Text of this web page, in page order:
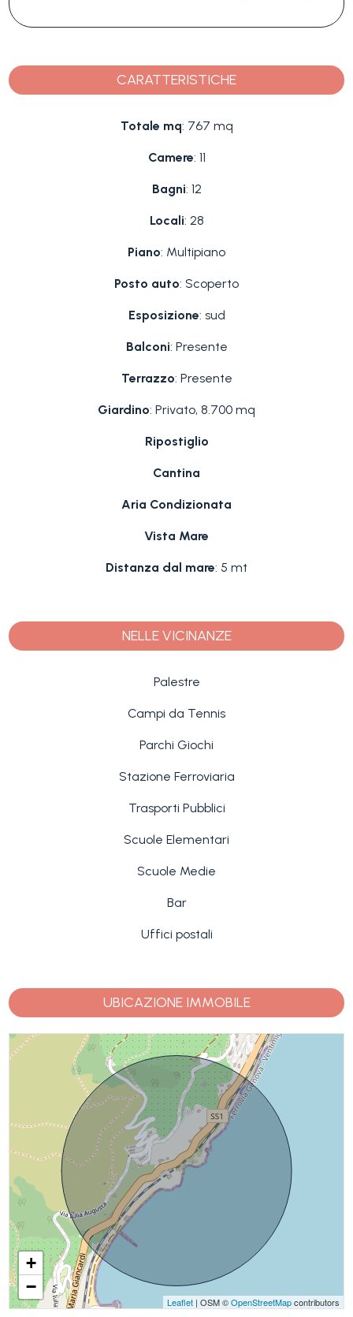
CARATTERISTICHE
Totale mq: 767 mq
Camere: 11
Bagni: 12
Locali: 28
Piano: Multipiano
Posto auto: Scoperto
Esposizione: sud
Balconi: Presente
Terrazzo: Presente
Giardino: Privato, 8.700 mq
Ripostiglio
Cantina
Aria Condizionata
Vista Mare
Distanza dal mare: 5 mt
NELLE VICINANZE
Palestre
Campi da Tennis
Parchi Giochi
Stazione Ferroviaria
Trasporti Pubblici
Scuole Elementari
Scuole Medie
Bar
Uffici postali
UBICAZIONE IMMOBILE
+
−
Leaflet| OSM ©OpenStreetMapcontributors